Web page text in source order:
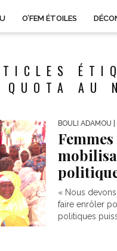
O’FEM ÉTOILES
QUOTA AU
BOULI ADAMOU
« Nous
faire enrôler
politiques